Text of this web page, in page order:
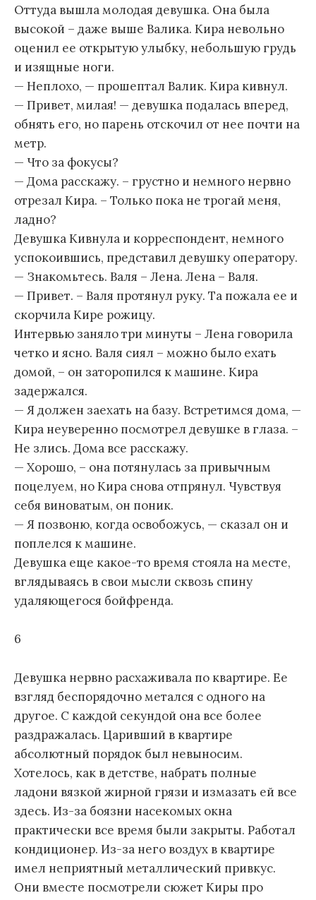
Оттуда вышла молодая девушка. Она была
высокой – даже выше Валика. Кира невольно
оценил ее открытую улыбку, небольшую грудь
и изящные ноги.
— Неплохо, — прошептал Валик. Кира кивнул.
— Привет, милая! — девушка подалась вперед,
обнять его, но парень отскочил от нее почти на
метр.
— Что за фокусы?
— Дома расскажу. – грустно и немного нервно
отрезал Кира. – Только пока не трогай меня,
ладно?
Девушка Кивнула и корреспондент, немного
успокоившись, представил девушку оператору.
— Знакомьтесь. Валя – Лена. Лена – Валя.
— Привет. – Валя протянул руку. Та пожала ее и
скорчила Кире рожицу.
Интервью заняло три минуты – Лена говорила
четко и ясно. Валя сиял – можно было ехать
домой, – он заторопился к машине. Кира
задержался.
— Я должен заехать на базу. Встретимся дома, —
Кира неуверенно посмотрел девушке в глаза. –
Не злись. Дома все расскажу.
— Хорошо, – она потянулась за привычным
поцелуем, но Кира снова отпрянул. Чувствуя
себя виноватым, он поник.
— Я позвоню, когда освобожусь, — сказал он и
поплелся к машине.
Девушка еще какое-то время стояла на месте,
вглядываясь в свои мысли сквозь спину
удаляющегося бойфренда.
6
Девушка нервно расхаживала по квартире. Ее
взгляд беспорядочно метался с одного на
другое. С каждой секундой она все более
раздражалась. Царивший в квартире
абсолютный порядок был невыносим.
Хотелось, как в детстве, набрать полные
ладони вязкой жирной грязи и измазать ей все
здесь. Из-за боязни насекомых окна
практически все время были закрыты. Работал
кондиционер. Из-за него воздух в квартире
имел неприятный металлический привкус.
Они вместе посмотрели сюжет Киры про